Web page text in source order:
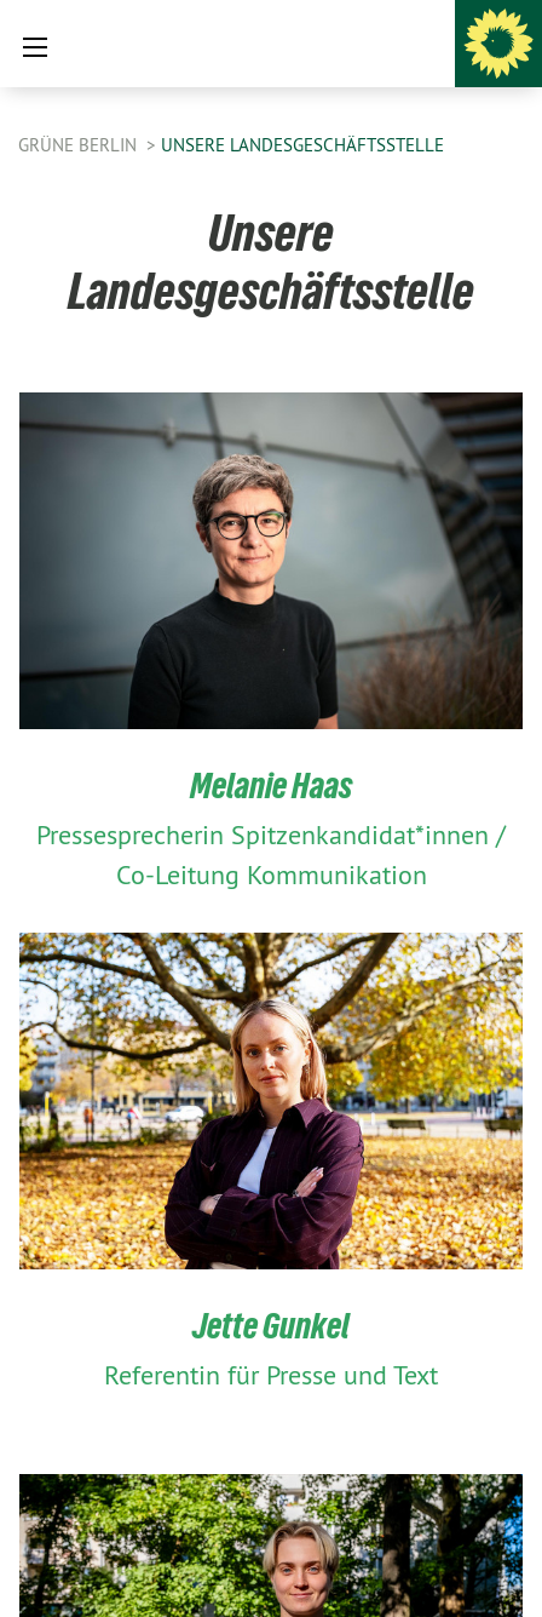
GRÜNE BERLIN UNSERE LANDESGESCHÄFTSSTELLE
Unsere
Landesgeschäftsstelle
Melanie Haas
Pressesprecherin Spitzenkandidat*innen /
Co-Leitung Kommunikation
Jette Gunkel
Referentin für Presse und Text